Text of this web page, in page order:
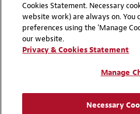
Disclaimers
Cookie Preferences
Cookies Statement. Necessary
website work) are always on. You
preferences using the 'Manage
our website.
Privacy & Cookies Statement
Manage
Necessary